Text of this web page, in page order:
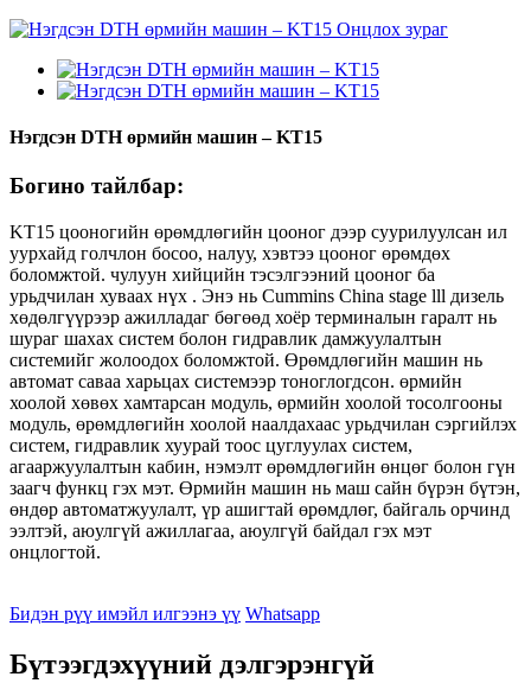
Нэгдсэн DTH өрмийн машин – KT15
Богино тайлбар:
KT15 цооногийн өрөмдлөгийн цооног дээр суурилуулсан ил
уурхайд голчлон босоо, налуу, хэвтээ цооног өрөмдөх
боломжтой. чулуун хийцийн тэсэлгээний цооног ба
урьдчилан хуваах нүх . Энэ нь Cummins China stage lll дизель
хөдөлгүүрээр ажилладаг бөгөөд хоёр терминалын гаралт нь
шураг шахах систем болон гидравлик дамжуулалтын
системийг жолоодох боломжтой. Өрөмдлөгийн машин нь
автомат саваа харьцах системээр тоноглогдсон. өрмийн
хоолой хөвөх хамтарсан модуль, өрмийн хоолой тосолгооны
модуль, өрөмдлөгийн хоолой наалдахаас урьдчилан сэргийлэх
систем, гидравлик хуурай тоос цуглуулах систем,
агааржуулалтын кабин, нэмэлт өрөмдлөгийн өнцөг болон гүн
заагч функц гэх мэт. Өрмийн машин нь маш сайн бүрэн бүтэн,
өндөр автоматжуулалт, үр ашигтай өрөмдлөг, байгаль орчинд
ээлтэй, аюулгүй ажиллагаа, аюулгүй байдал гэх мэт
онцлогтой.
Бидэн рүү имэйл илгээнэ үү Whatsapp
Бүтээгдэхүүний дэлгэрэнгүй